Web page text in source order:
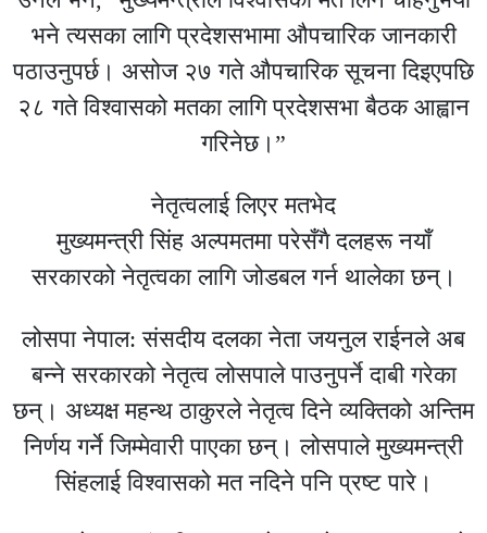
भने त्यसका लागि प्रदेशसभामा औपचारिक जानकारी
पठाउनुपर्छ। असोज २७ गते औपचारिक सूचना दिइएपछि
२८ गते विश्वासको मतका लागि प्रदेशसभा बैठक आह्वान
गरिनेछ।”
नेतृत्वलाई लिएर मतभेद
मुख्यमन्त्री सिंह अल्पमतमा परेसँगै दलहरू नयाँ
सरकारको नेतृत्वका लागि जोडबल गर्न थालेका छन्।
लोसपा नेपाल: संसदीय दलका नेता जयनुल राईनले अब
बन्ने सरकारको नेतृत्व लोसपाले पाउनुपर्ने दाबी गरेका
छन्। अध्यक्ष महन्थ ठाकुरले नेतृत्व दिने व्यक्तिको अन्तिम
निर्णय गर्ने जिम्मेवारी पाएका छन्। लोसपाले मुख्यमन्त्री
सिंहलाई विश्वासको मत नदिने पनि प्रष्ट पारे।